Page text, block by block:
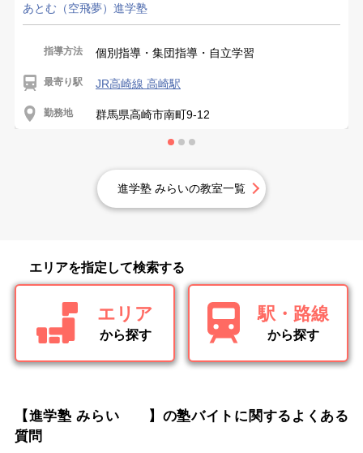
あとむ（空飛夢）進学塾
指導方法 個別指導・集団指導・自立学習
最寄り駅 JR高崎線 高崎駅
勤務地 群馬県高崎市南町9-12
進学塾 みらいの教室一覧
エリアを指定して検索する
エリア
から探す
駅・路線
から探す
【進学塾 みらい 】の塾バイトに関するよくある
質問